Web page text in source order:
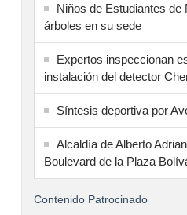
Niños de Estudiantes de
árboles en su sede
Expertos inspeccionan
instalación del detector
Síntesis deportiva por
Alcaldía de Alberto
Boulevard de la Plaza
Contenido Patrocinado